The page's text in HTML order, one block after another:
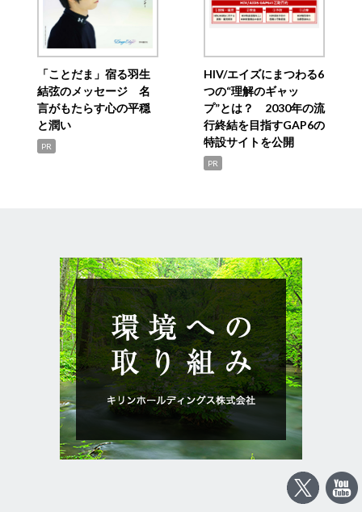
「ことだま」宿る羽生
結弦のメッセージ 名
言がもたらす心の平穏
と潤い
PR
HIV/エイズにまつわる6
つの“理解のギャッ
プ”とは？ 2030年の流
行終結を目指すGAP6の
特設サイトを公開
PR